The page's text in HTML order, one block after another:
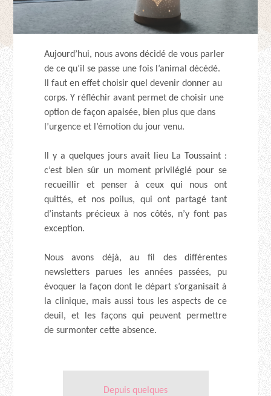
Aujourd’hui, nous avons décidé de vous parler
de ce qu’il se passe une fois l’animal décédé.
Il faut en effet choisir quel devenir donner au
corps. Y réfléchir avant permet de choisir une
option de façon apaisée, bien plus que dans
l’urgence et l’émotion du jour venu.
Il y a quelques jours avait lieu La Toussaint :
c’est bien sûr un moment privilégié pour se
recueillir et penser à ceux qui nous ont
quittés, et nos poilus, qui ont partagé tant
d’instants précieux à nos côtés, n’y font pas
exception.
Nous avons déjà, au fil des différentes
newsletters parues les années passées, pu
évoquer la façon dont le départ s’organisait à
la clinique, mais aussi tous les aspects de ce
deuil, et les façons qui peuvent permettre
de surmonter cette absence.
Depuis quelques